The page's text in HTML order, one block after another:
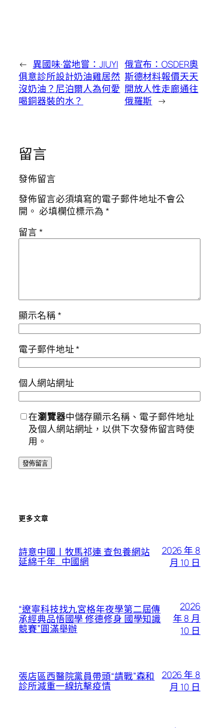
← 異國味·當地嘗：JIUYI
俱意診所設計奶油雞居然
沒奶油？尼泊爾人為何愛
喝銅器裝的水？
俄宣布：OSDER奧
斯德材料報價天天
開放人性走廊通往
俄羅斯 →
留言
發佈留言
發佈留言必須填寫的電子郵件地址不會公
開。 必填欄位標示為*
留言*
顯示名稱*
電子郵件地址*
個人網站網址
在瀏覽器中儲存顯示名稱、電子郵件地址
及個人網站網址，以供下次發佈留言時使
用。
更多文章
詩意中國丨牧馬祁連 查包養網站
延綿千年_中國網
2026 年 8
月 10 日
“遼寧科技找九宮格年夜學第二屆傳
承經典品悟國學 修德修身 國學知識
競賽”圓滿舉辦
2026
年 8 月
10 日
張店區西醫院黨員帶頭“請戰”森和
診所減重一線抗擊疫情
2026 年 8
月 10 日